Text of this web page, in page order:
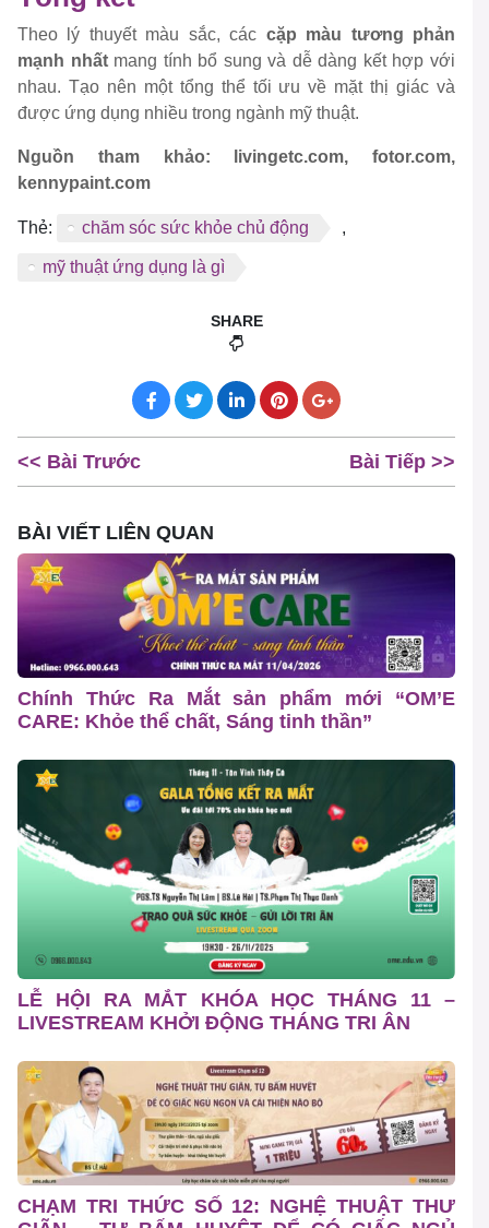
Theo lý thuyết màu sắc, các cặp màu tương phản
mạnh nhấtmang tính bổ sung và dễ dàng kết hợp với
nhau. Tạo nên một tổng thể tối ưu về mặt thị giác và
được ứng dụng nhiều trong ngành mỹ thuật.
Nguồn tham khảo: livingetc.com, fotor.com,
kennypaint.com
Thẻ: chăm sóc sức khỏe chủ động ,
mỹ thuật ứng dụng là gì
SHARE
<< Bài Trước Bài Tiếp >>
BÀI VIẾT LIÊN QUAN
Chính Thức Ra Mắt sản phẩm mới “OM’E
CARE: Khỏe thể chất, Sáng tinh thần”
LỄ HỘI RA MẮT KHÓA HỌC THÁNG 11 –
LIVESTREAM KHỞI ĐỘNG THÁNG TRI ÂN
CHẠM TRI THỨC SỐ 12: NGHỆ THUẬT THƯ